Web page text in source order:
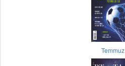
Temmuz